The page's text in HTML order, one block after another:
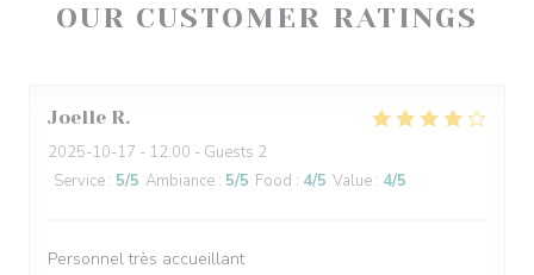
OUR CUSTOMER RATINGS
Joelle R
2025-10-17 - 12:00 - Guests 2
Service : 5/5 Ambiance : 5/5 Food : 4/5 Value : 4/5
Personnel très accueillant